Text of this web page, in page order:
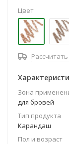
Цвет
Зона
для бровей
Тип продукта
Карандаш
Пол и возраст